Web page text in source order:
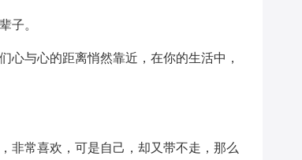
子。
心与心的距离悄然靠近，在你的生活中，
非常喜欢，可是自己，却又带不走，那么